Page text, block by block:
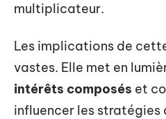
multiplicateur.
Les implications de
vastes. Elle met en
intérêts composés et
influencer les stratégies